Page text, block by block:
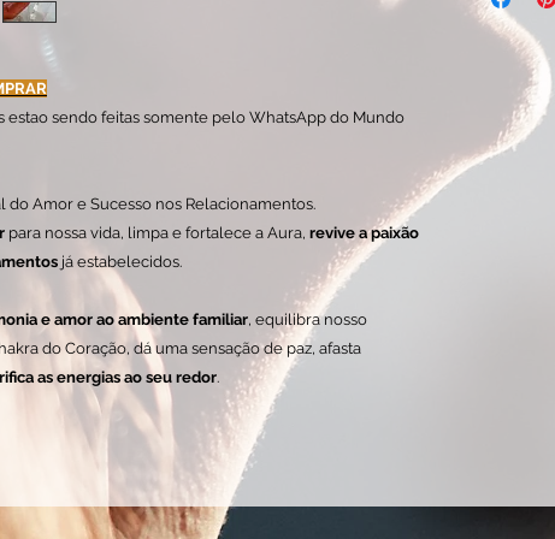
estao sendo feitas somente pelo WhatsApp do Mundo
do Amor e Sucesso nos Relacionamentos.
para nossa vida, limpa e fortalece a Aura, revive a paixão
já estabelecidos.
e amor ao ambiente familiar, equilibra nosso
do Coração, dá uma sensação de paz, afasta
as energias ao seu redor.
ainda
Qualquer
(11) 91334-
seu
(11) 91334-